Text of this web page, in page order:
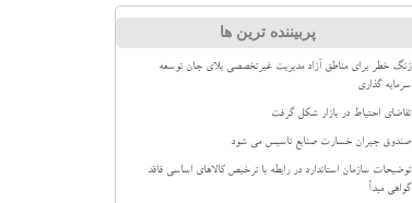
پربیننده ترین ها
زنگ خطر برای مناطق آزاد مدیریت غیرتخصصی بلای جان توسعه
سرمایه گذاری
تقاضای احتیاط در بازار شکل گرفت
صندوق جبران خسارت صنایع تاسیس می شود
توضیحات سازمان استاندارد در رابطه با ترخیص کالاهای اساسی فاقد
گواهی مبدأ